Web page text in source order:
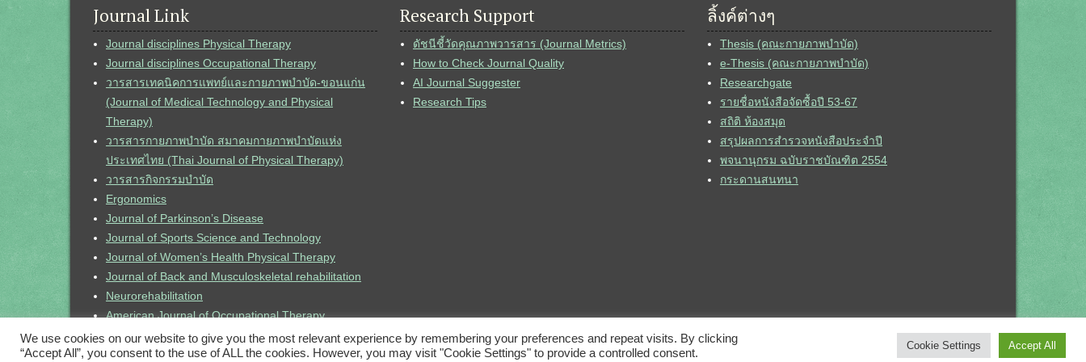
Journal Link
Journal disciplines Physical Therapy
Journal disciplines Occupational Therapy
วารสารเทคนิคการแพทย์และกายภาพบำบัด-ขอนแก่น
(Journal of Medical Technology and Physical
Therapy)
วารสารกายภาพบำบัด สมาคมกายภาพบำบัดแห่ง
ประเทศไทย (Thai Journal of Physical Therapy)
วารสารกิจกรรมบำบัด
Ergonomics
Journal of Parkinson’s Disease
Journal of Sports Science and Technology
Journal of Women’s Health Physical Therapy
Journal of Back and Musculoskeletal rehabilitation
Neurorehabilitation
American Journal of Occupational Therapy
ThaiJo (Thailand Digital Journal)
SJR (Ranking)
Research Support
ดัชนีชี้วัดคุณภาพวารสาร (Journal Metrics)
How to Check Journal Quality
AI Journal Suggester
Research Tips
ลิ้งค์ต่างๆ
Thesis (คณะกายภาพบำบัด)
e-Thesis (คณะกายภาพบำบัด)
Researchgate
รายชื่อหนังสือจัดซื้อปี 53-67
สถิติ ห้องสมุด
สรุปผลการสำรวจหนังสือประจำปี
พจนานุกรม ฉบับราชบัณฑิต 2554
กระดานสนทนา
We use cookies on our website to give you the most relevant experience by remembering your preferences and repeat visits. By clicking
“Accept All”, you consent to the use of ALL the cookies. However, you may visit "Cookie Settings" to provide a controlled consent.
Cookie Settings Accept All